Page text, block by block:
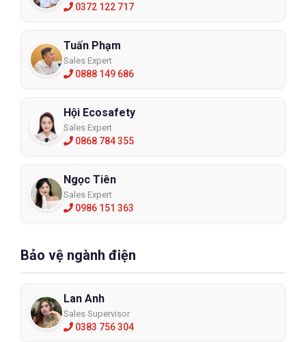
0372 122 717
Tuấn Phạm
Sales Expert
0888 149 686
Hội Ecosafety
Sales Expert
0868 784 355
Ngọc Tiên
Sales Expert
0986 151 363
Bảo vệ ngành điện
Lan Anh
Sales Supervisor
0383 756 304